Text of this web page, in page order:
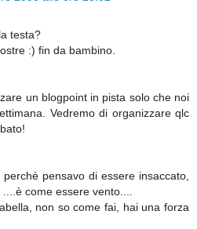
testa?
:) fin da bambino.
un blogpoint in pista solo che noi
Vedremo di organizzare qlc
pensavo di essere insaccato,
come essere vento....
non so come fai, hai una forza